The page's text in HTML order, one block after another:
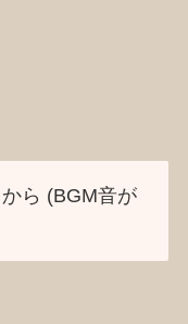
から (BGM音が